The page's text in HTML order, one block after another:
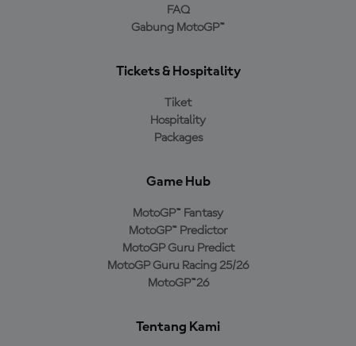
FAQ
Gabung MotoGP™
Tickets & Hospitality
Tiket
Hospitality
Packages
Game Hub
MotoGP™ Fantasy
MotoGP™ Predictor
MotoGP Guru Predict
MotoGP Guru Racing 25/26
MotoGP™26
Tentang Kami